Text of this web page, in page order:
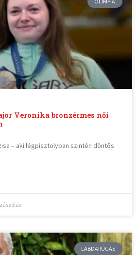
Veronika bronzérmes női
– aki légpisztolyban szintén döntős
LABDARÚGÁS